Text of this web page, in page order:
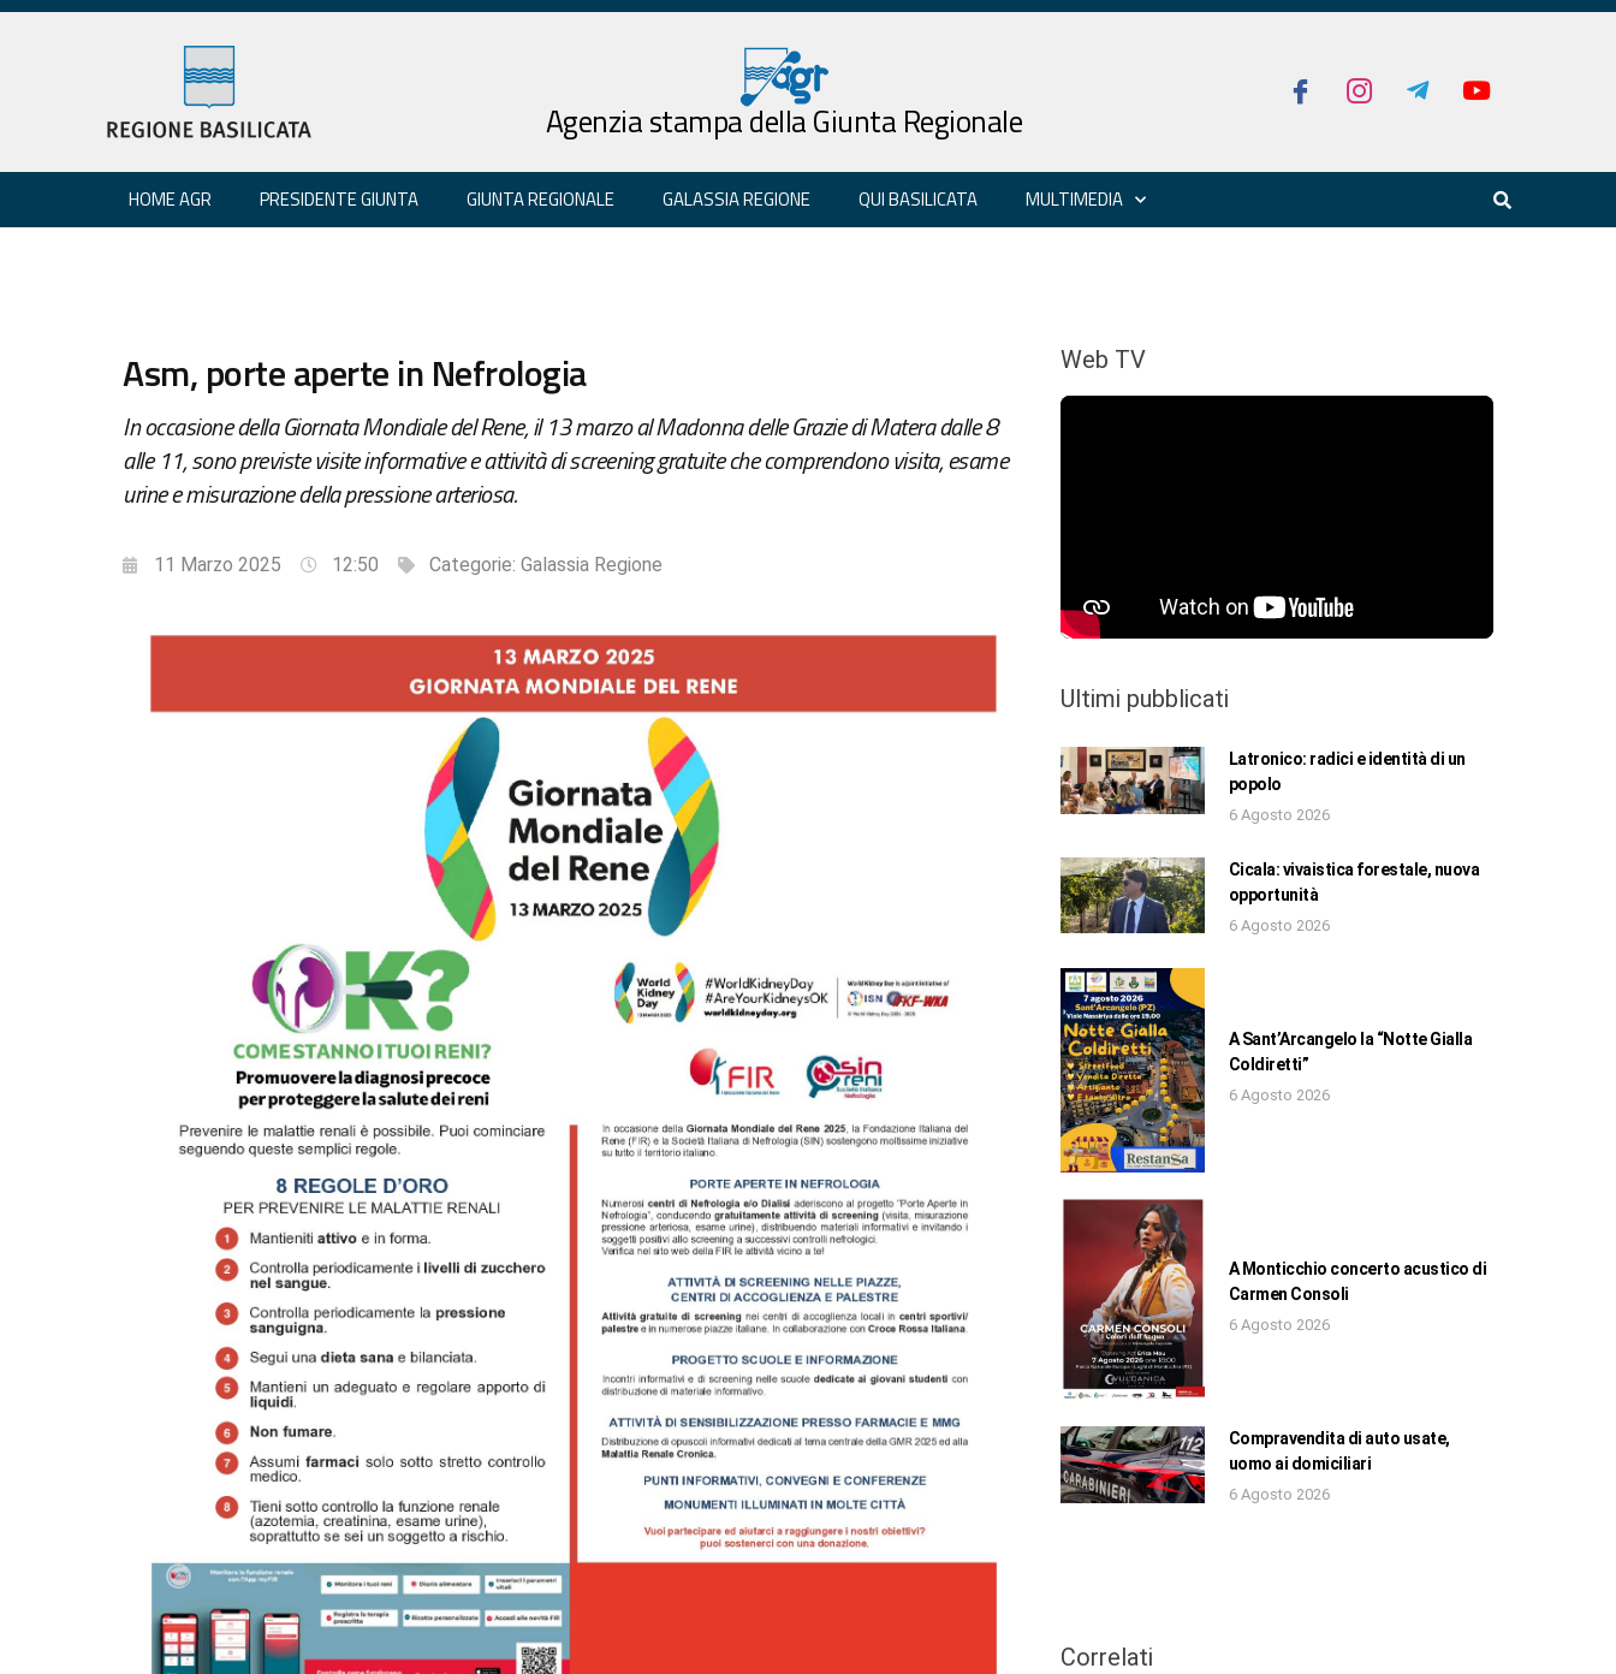
Agenzia stampa della Giunta Regionale
HOME AGR PRESIDENTE GIUNTA GIUNTA REGIONALE GALASSIA REGIONE QUI BASILICATA MULTIMEDIA
Asm, porte aperte in Nefrologia
In occasione della Giornata Mondiale del Rene, il 13 marzo al Madonna delle Grazie di Matera dalle 8
alle 11, sono previste visite informative e attività di screening gratuite che comprendono visita, esame
urine e misurazione della pressione arteriosa.
11 Marzo 2025 12:50 Categorie: Galassia Regione
Web TV
Ultimi pubblicati
Latronico: radici e identità di un
popolo
6 Agosto 2026
Cicala: vivaistica forestale, nuova
opportunità
6 Agosto 2026
A Sant’Arcangelo la “Notte Gialla
Coldiretti”
6 Agosto 2026
A Monticchio concerto acustico di
Carmen Consoli
6 Agosto 2026
Compravendita di auto usate,
uomo ai domiciliari
6 Agosto 2026
Correlati